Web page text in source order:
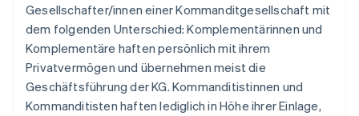
Gesellschafter/innen einer Kommanditgesellschaft mit
dem folgenden Unterschied: Komplementärinnen und
Komplementäre haften persönlich mit ihrem
Privatvermögen und übernehmen meist die
Geschäftsführung der KG. Kommanditistinnen und
Kommanditisten haften lediglich in Höhe ihrer Einlage,